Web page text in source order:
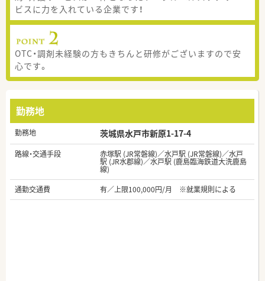
ビスに力を入れている企業です！
OTC・調剤未経験の方もきちんと研修がございますので安
心です。
勤務地
勤務地 茨城県水戸市新原1-17-4
路線・交通手段 赤塚駅 (JR常磐線)／水戸駅 (JR常磐線)／水戸
駅 (JR水郡線)／水戸駅 (鹿島臨海鉄道大洗鹿島
線)
通勤交通費
有／上限100,000円/月 ※就業規則による